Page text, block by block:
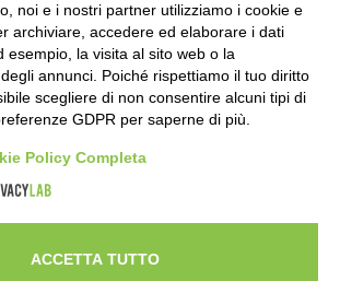
2017 ART.1 COMMA 125
Seguici su
noi e i nostri partner utilizziamo i cookie e
archiviare, accedere ed elaborare i dati
esempio, la visita al sito web o la
annunci. Poiché rispettiamo il tuo diritto
scegliere di non consentire alcuni tipi di
GDPR per saperne di più.
Policy Completa
ACCETTA TUTTO